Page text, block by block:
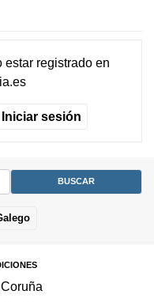
estar registradoen
Iniciar sesión